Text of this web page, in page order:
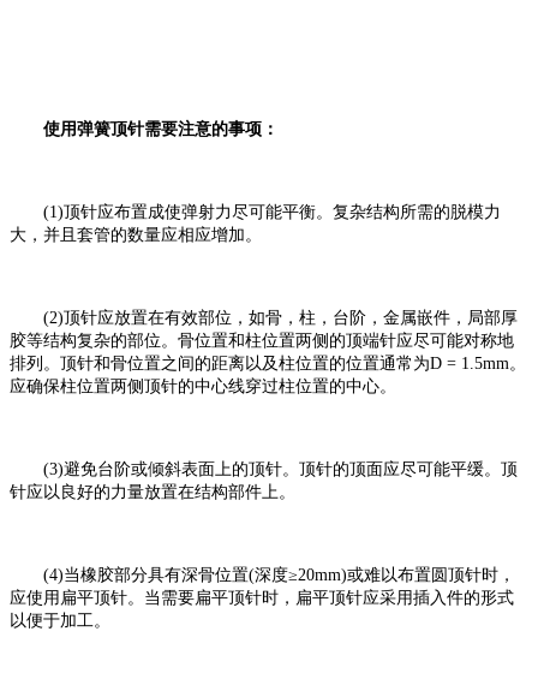
使用弹簧顶针需要注意的事项：
(1)顶针应布置成使弹射力尽可能平衡。复杂结构所需的脱模力
大，并且套管的数量应相应增加。
(2)顶针应放置在有效部位，如骨，柱，台阶，金属嵌件，局部厚
胶等结构复杂的部位。骨位置和柱位置两侧的顶端针应尽可能对称地
排列。顶针和骨位置之间的距离以及柱位置的位置通常为D = 1.5mm。
应确保柱位置两侧顶针的中心线穿过柱位置的中心。
(3)避免台阶或倾斜表面上的顶针。顶针的顶面应尽可能平缓。顶
针应以良好的力量放置在结构部件上。
(4)当橡胶部分具有深骨位置(深度≥20mm)或难以布置圆顶针时，
应使用扁平顶针。当需要扁平顶针时，扁平顶针应采用插入件的形式
以便于加工。